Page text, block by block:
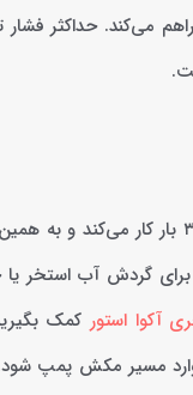
این محصول با فشار کاری حداکثر
گردش آب استخر یا
آکوا استور کمک